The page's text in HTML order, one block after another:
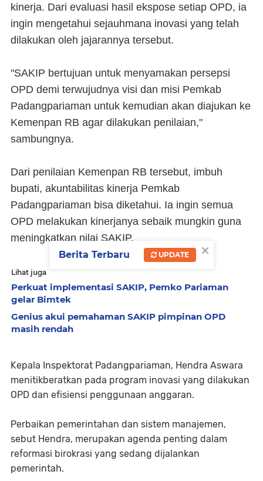
kinerja. Dari evaluasi hasil ekspose setiap OPD, ia
ingin mengetahui sejauhmana inovasi yang telah
dilakukan oleh jajarannya tersebut.
"SAKIP bertujuan untuk menyamakan persepsi
OPD demi terwujudnya visi dan misi Pemkab
Padangpariaman untuk kemudian akan diajukan ke
Kemenpan RB agar dilakukan penilaian,"
sambungnya.
Dari penilaian Kemenpan RB tersebut, imbuh
bupati, akuntabilitas kinerja Pemkab
Padangpariaman bisa diketahui. Ia ingin semua
OPD melakukan kinerjanya sebaik mungkin guna
meningkatkan nilai SAKIP.
Lihat juga
Perkuat implementasi SAKIP, Pemko Pariaman
gelar Bimtek
Genius akui pemahaman SAKIP pimpinan OPD
masih rendah
Kepala Inspektorat Padangpariaman, Hendra Aswara
menitikberatkan pada program inovasi yang dilakukan
OPD dan efisiensi penggunaan anggaran.
Perbaikan pemerintahan dan sistem manajemen,
sebut Hendra, merupakan agenda penting dalam
reformasi birokrasi yang sedang dijalankan
pemerintah.
×
Berita Terbaru UPDATE